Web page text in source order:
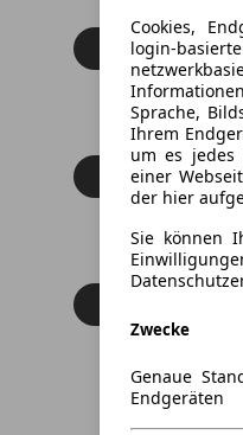
Cookies,
login-
Sprache,
Ihrem
um es jedes
einer
der hier
Sie können
Zwecke
Genaue
Endgeräten